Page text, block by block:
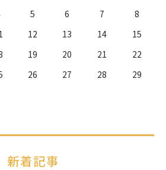
5 6 7
8
12 13 14
15
19 20 21
22
26 27 28
29
新着記事